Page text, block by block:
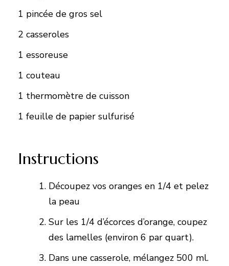
1 pincée de gros sel
2 casseroles
1 essoreuse
1 couteau
1 thermomètre de cuisson
1 feuille de papier sulfurisé
Instructions
Découpez vos oranges en 1/4 et pelez
la peau
Sur les 1/4 d’écorces d’orange, coupez
des lamelles (environ 6 par quart).
Dans une casserole, mélangez 500 ml.